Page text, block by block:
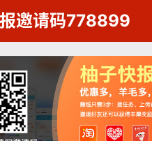
邀请码778899